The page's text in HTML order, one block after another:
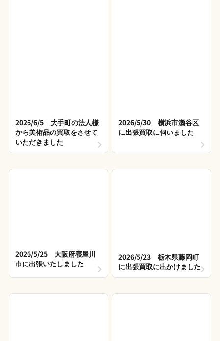
2026/6/5 大手町の法人様
から美術品の買取をさせて
いただきました
2026/5/30 横浜市瀬谷区
に出張買取に伺いました
2026/5/25 大阪府寝屋川
市に出張いたしました
2026/5/23 栃木県藤岡町
に出張買取に出かけました